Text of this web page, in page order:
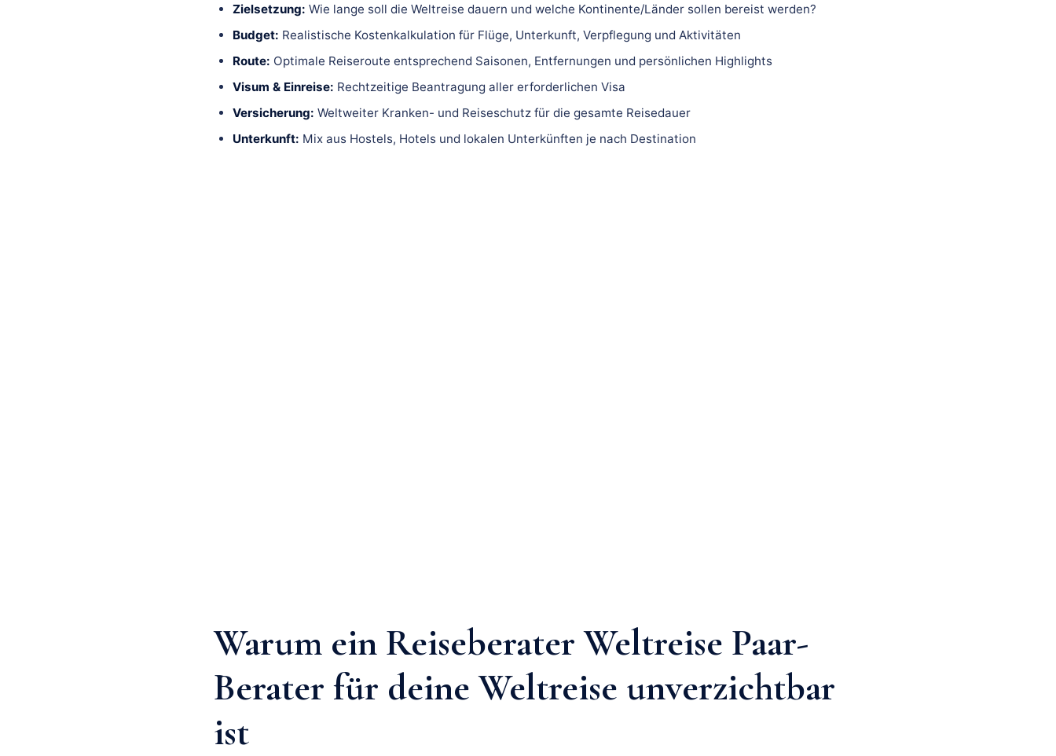
Zielsetzung: Wie lange soll die Weltreise dauern und welche Kontinente/Länder sollen bereist werden?
Budget: Realistische Kostenkalkulation für Flüge, Unterkunft, Verpflegung und Aktivitäten
Route: Optimale Reiseroute entsprechend Saisonen, Entfernungen und persönlichen Highlights
Visum & Einreise: Rechtzeitige Beantragung aller erforderlichen Visa
Versicherung: Weltweiter Kranken- und Reiseschutz für die gesamte Reisedauer
Unterkunft: Mix aus Hostels, Hotels und lokalen Unterkünften je nach Destination
Warum ein Reiseberater Weltreise Paar-
Berater für deine Weltreise unverzichtbar
ist